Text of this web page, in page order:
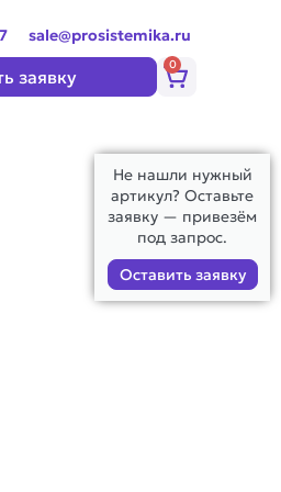
sale@prosistemika.ru
заявку
0
Корзина
Не нашли нужный
артикул? Оставьте
заявку — привезём
под запрос.
Оставить заявку